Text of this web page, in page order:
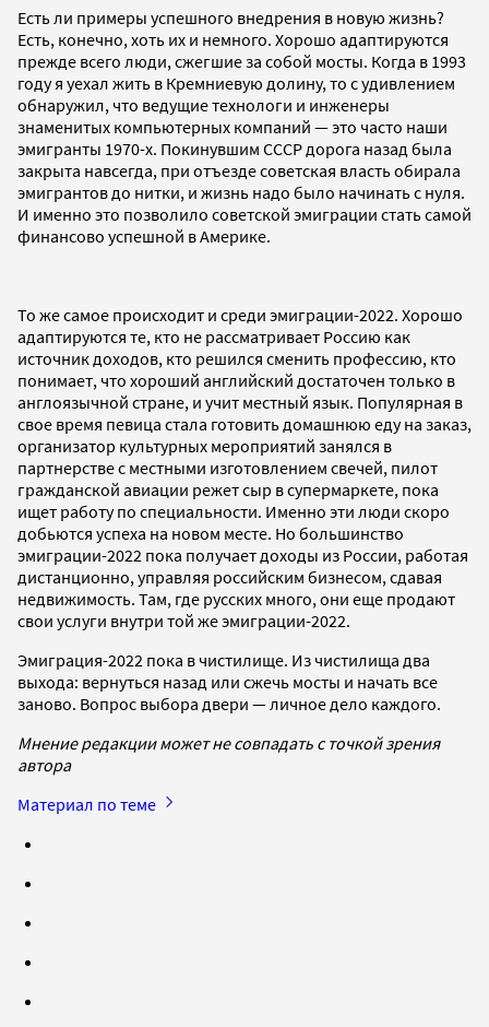
Есть ли примеры успешного внедрения в новую жизнь?
Есть, конечно, хоть их и немного. Хорошо адаптируются
прежде всего люди, сжегшие за собой мосты. Когда в 1993
году я уехал жить в Кремниевую долину, то с удивлением
обнаружил, что ведущие технологи и инженеры
знаменитых компьютерных компаний — это часто наши
эмигранты 1970-х. Покинувшим СССР дорога назад была
закрыта навсегда, при отъезде советская власть обирала
эмигрантов до нитки, и жизнь надо было начинать с нуля.
И именно это позволило советской эмиграции стать самой
финансово успешной в Америке.
То же самое происходит и среди эмиграции-2022. Хорошо
адаптируются те, кто не рассматривает Россию как
источник доходов, кто решился сменить профессию, кто
понимает, что хороший английский достаточен только в
англоязычной стране, и учит местный язык. Популярная в
свое время певица стала готовить домашнюю еду на заказ,
организатор культурных мероприятий занялся в
партнерстве с местными изготовлением свечей, пилот
гражданской авиации режет сыр в супермаркете, пока
ищет работу по специальности. Именно эти люди скоро
добьются успеха на новом месте. Но большинство
эмиграции-2022 пока получает доходы из России, работая
дистанционно, управляя российским бизнесом, сдавая
недвижимость. Там, где русских много, они еще продают
свои услуги внутри той же эмиграции-2022.
Эмиграция-2022 пока в чистилище. Из чистилища два
выхода: вернуться назад или сжечь мосты и начать все
заново. Вопрос выбора двери — личное дело каждого.
Мнение редакции может не совпадать с точкой зрения
автора
Материал по теме